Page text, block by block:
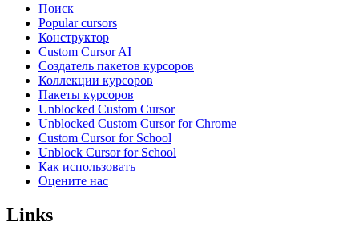
Поиск
Popular cursors
Конструктор
Custom Cursor AI
Создатель пакетов курсоров
Коллекции курсоров
Пакеты курсоров
Unblocked Custom Cursor
Unblocked Custom Cursor for Chrome
Custom Cursor for School
Unblock Cursor for School
Как использовать
Оцените нас
Links